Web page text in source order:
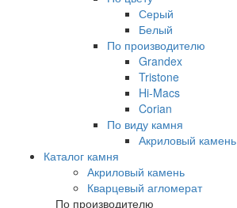
Серый
Белый
По производителю
Grandex
Tristone
Hi-Macs
Corian
По виду камня
Акриловый камень
Каталог камня
Акриловый камень
Кварцевый агломерат
По производителю